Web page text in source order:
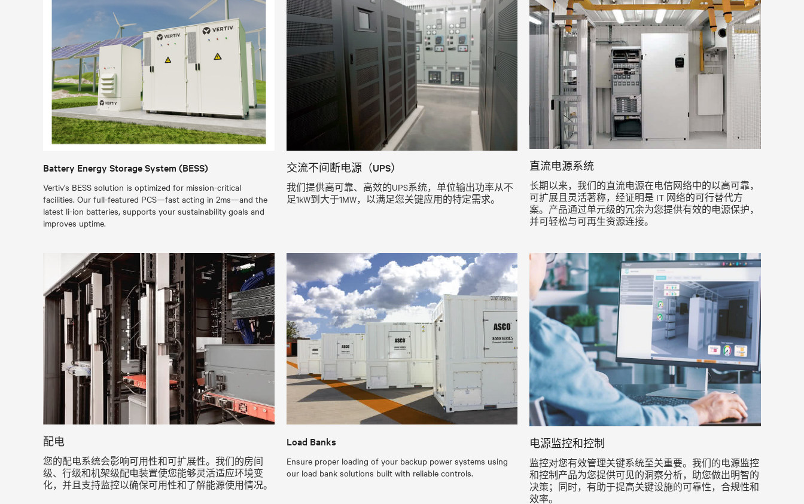
Battery Energy Storage System (BESS)
Vertiv's BESS solution is optimized for mission-critical
facilities. Our full-featured PCS—fast acting in 2ms—and the
latest li-ion batteries, supports your sustainability goals and
improves uptime.
交流不间断电源（UPS）
我们提供高可靠、高效的UPS系统，单位输出功率从不
足1kW到大于1MW，以满足您关键应用的特定需求。
直流电源系统
长期以来，我们的直流电源在电信网络中的以高可靠，
可扩展且灵活著称，经证明是 IT 网络的可行替代方
案。产品通过单元级的冗余为您提供有效的电源保护，
并可轻松与可再生资源连接。
配电
您的配电系统会影响可用性和可扩展性。我们的房间
级、行级和机架级配电装置使您能够灵活适应环境变
化，并且支持监控以确保可用性和了解能源使用情况。
Load Banks
Ensure proper loading of your backup power systems using
our load bank solutions built with reliable controls.
电源监控和控制
监控对您有效管理关键系统至关重要。我们的电源监控
和控制产品为您提供可见的洞察分析，助您做出明智的
决策；同时，有助于提高关键设施的可靠性，合规性和
效率。